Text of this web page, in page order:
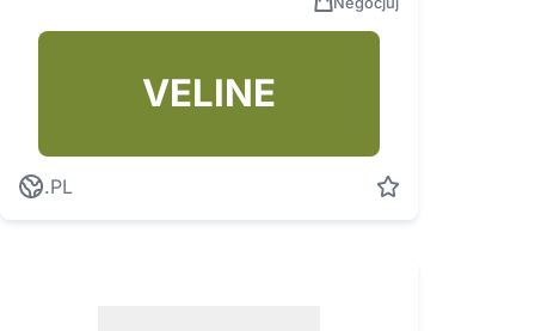
VELINE
.PL